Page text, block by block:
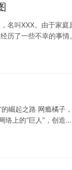
名叫XXX。由于家
历了一些不幸的事
的崛起之路 网瘾橘
络上的“巨人”，创造…